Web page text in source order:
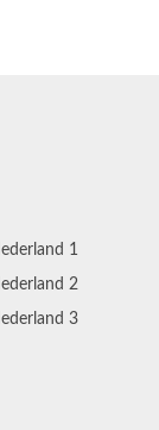
1
2
3